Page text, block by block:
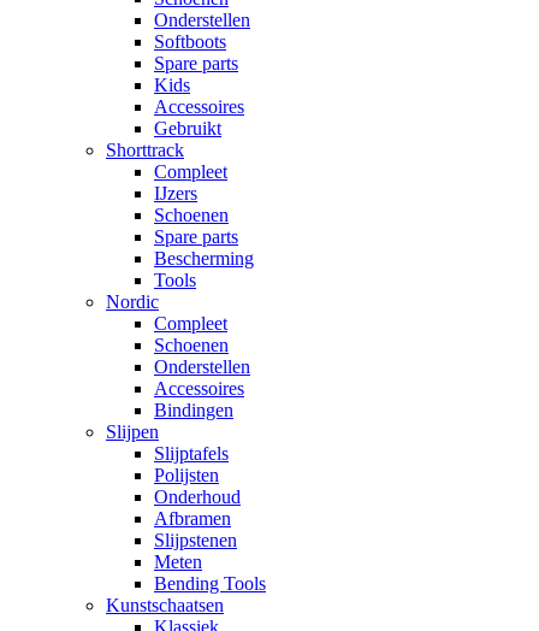
Onderstellen
Softboots
Spare parts
Kids
Accessoires
Gebruikt
Shorttrack
Compleet
IJzers
Schoenen
Spare parts
Bescherming
Tools
Nordic
Compleet
Schoenen
Onderstellen
Accessoires
Bindingen
Slijpen
Slijptafels
Polijsten
Onderhoud
Afbramen
Slijpstenen
Meten
Bending Tools
Kunstschaatsen
Klassiek